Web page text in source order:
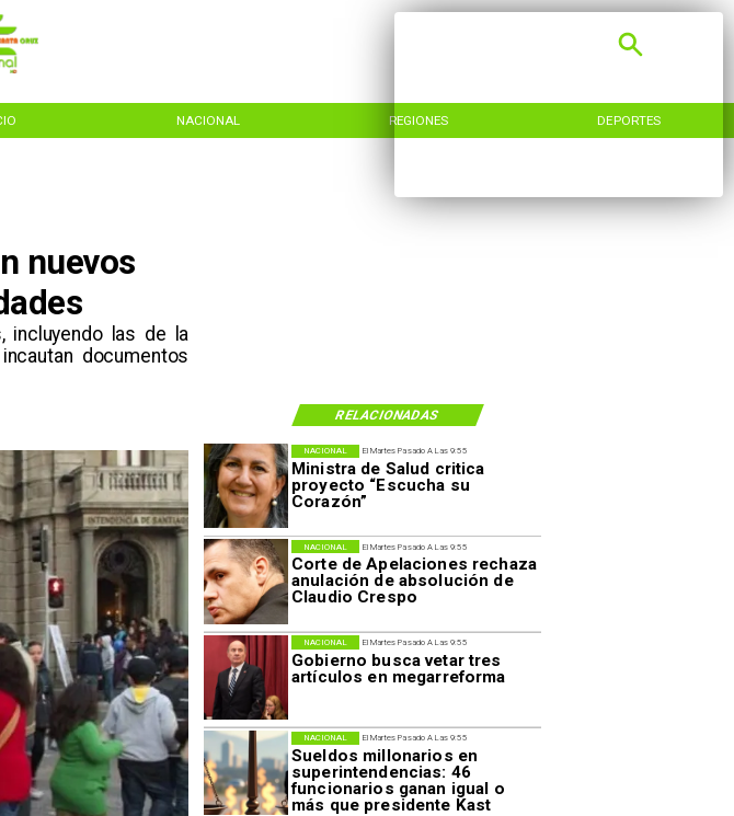
NACIONAL REGIONES DEPORTES
nuevos
incluyendo las de la
documentos
RELACIONADAS
El Martes Pasado A Las 9:55
Ministra de Salud critica
proyecto “Escucha su
Corazón”
NACIONAL
El Martes Pasado A Las 9:55
Corte de Apelaciones rechaza
anulación de absolución de
Claudio Crespo
NACIONAL
El Martes Pasado A Las 9:55
Gobierno busca vetar tres
artículos en megarreforma
NACIONAL
El Martes Pasado A Las 9:55
Sueldos millonarios en
superintendencias: 46
funcionarios ganan igual o
más que presidente Kast
NACIONAL